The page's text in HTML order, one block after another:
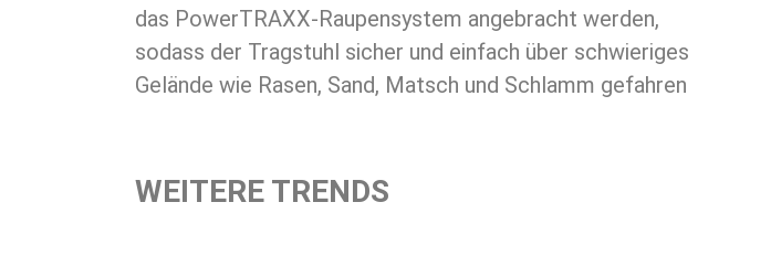
das PowerTRAXX-Raupensystem angebracht werden,
sodass der Tragstuhl sicher und einfach über schwieriges
Gelände wie Rasen, Sand, Matsch und Schlamm gefahren
WEITERE TRENDS